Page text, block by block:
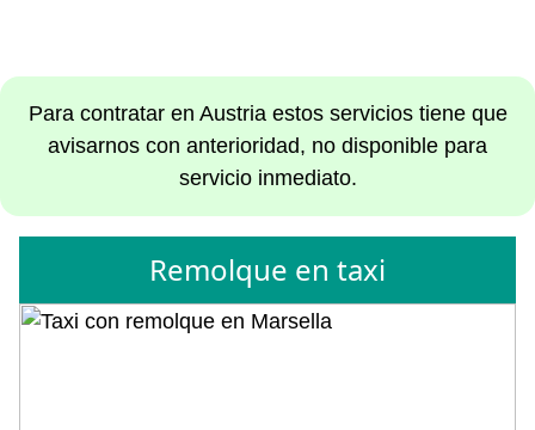
Para contratar en Austria estos servicios tiene que
avisarnos con anterioridad, no disponible para
servicio inmediato.
Remolque en taxi